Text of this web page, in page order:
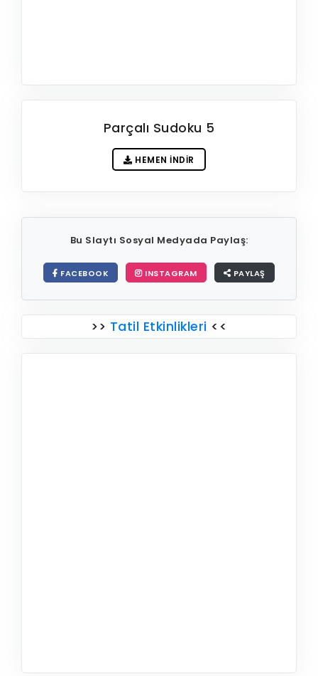
Parçalı Sudoku 5
HEMEN İNDIR
Bu Slaytı Sosyal Medyada Paylaş:
FACEBOOK INSTAGRAM PAYLAŞ
>> Tatil Etkinlikleri <<